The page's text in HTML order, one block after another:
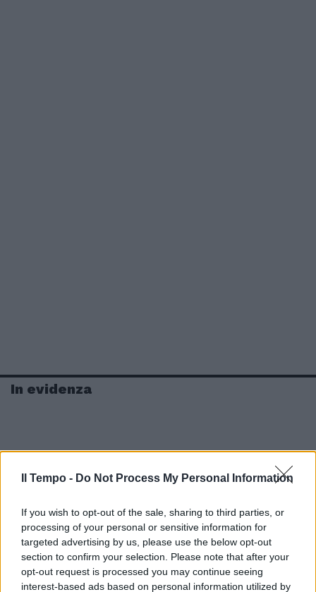
Il Tempo - Do Not Process My Personal Information
If you wish to opt-out of the sale, sharing to third parties, or
processing of your personal or sensitive information for
targeted advertising by us, please use the below opt-out
section to confirm your selection. Please note that after your
opt-out request is processed you may continue seeing
interest-based ads based on personal information utilized by
In evidenza